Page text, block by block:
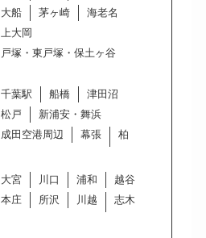
大船
茅ヶ崎
海老名
上大岡
戸塚・東戸塚・保土ヶ谷
千葉駅 船橋
津田沼
松戸
新浦安・舞浜
成田空港周辺
幕張 柏
大宮 川口 浦和
越谷
本庄
所沢 川越 志木